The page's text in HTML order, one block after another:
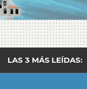
LAS 3 MÁS LEÍDAS: